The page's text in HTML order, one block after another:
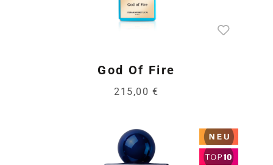
God Of Fire
215,00 €